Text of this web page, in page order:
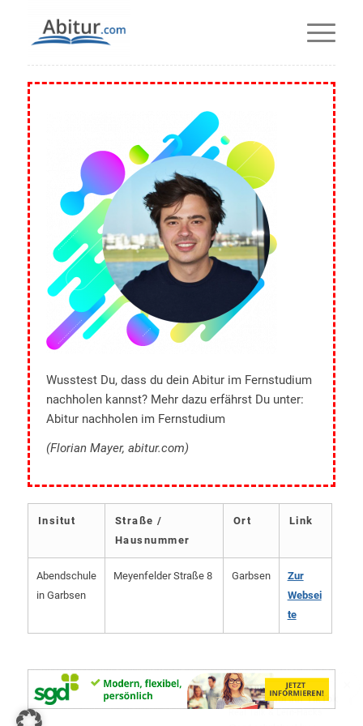
Insitut
Straße /
Hausnummer
Ort Link
Abendschule
in Garbsen
Meyenfelder Straße 8 Garbsen
Zur
Websei
te
Wusstest Du, dass du dein Abitur im Fernstudium
nachholen kannst? Mehr dazu erfährst Du unter:
Abitur nachholen im Fernstudium
(Florian Mayer, abitur.com)
🎓Dein Fernabi auf TikTok
Real Talk & Lern-Hacks